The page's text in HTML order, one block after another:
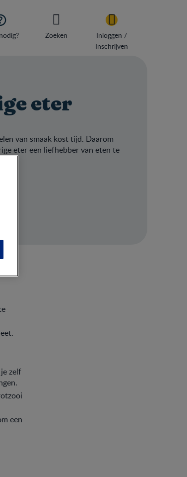
Zoeken
Inloggen /
Inschrijven
eter
van smaak kost tijd. Daarom
eter een liefhebber van eten te
zelf
een